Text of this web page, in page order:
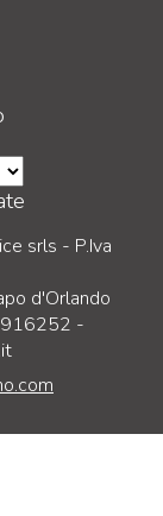
srls - P.Iva
d'Orlando
-